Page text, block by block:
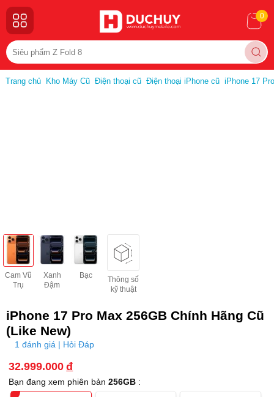
0
Trang chủ Kho Máy Cũ Điện thoại cũ Điện thoại iPhone cũ iPhone 17
Cam Vũ
Trụ
Xanh
Đậm
Bạc
Thông số
kỹ thuật
iPhone 17 Pro Max 256GB Chính Hãng Cũ
(Like New)
1 đánh giá | Hỏi Đáp
32.999.000 đ
Bạn đang xem phiên bản256GB :